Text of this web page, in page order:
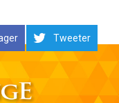
Tweeter